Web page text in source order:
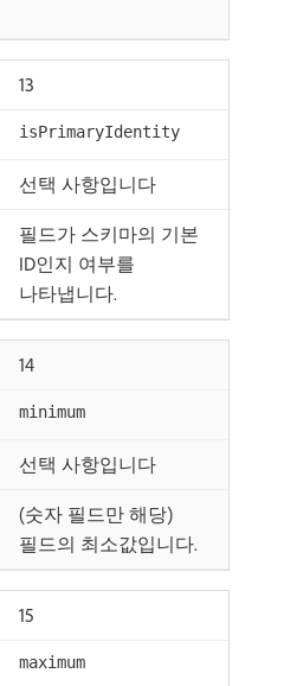
13
isPrimaryIdentity
선택 사항입니다
필드가 스키마의 기본
ID인지 여부를
나타냅니다.
14
minimum
선택 사항입니다
(숫자 필드만 해당)
필드의 최소값입니다.
15
maximum